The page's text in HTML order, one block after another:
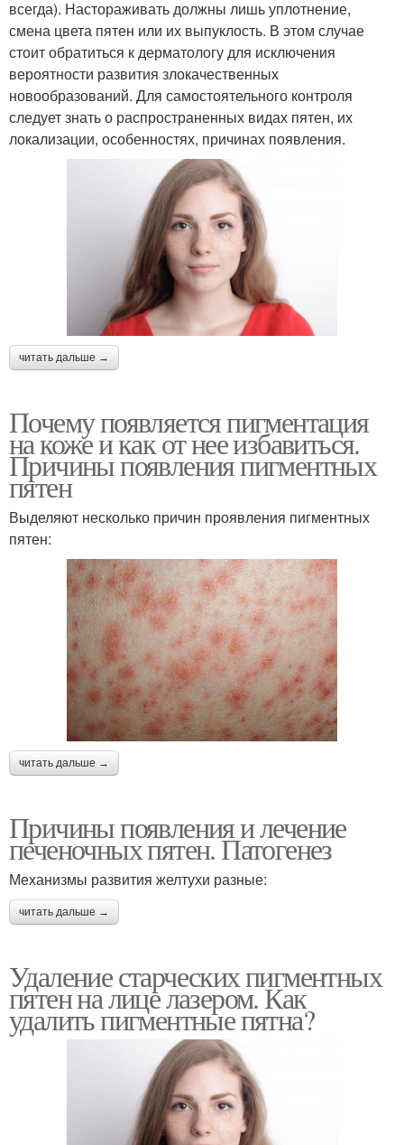
всегда). Настораживать должны лишь уплотнение,
смена цвета пятен или их выпуклость. В этом случае
стоит обратиться к дерматологу для исключения
вероятности развития злокачественных
новообразований. Для самостоятельного контроля
следует знать о распространенных видах пятен, их
локализации, особенностях, причинах появления.
читать дальше →
Почему появляется пигментация
на коже и как от нее избавиться.
Причины появления пигментных
пятен
Выделяют несколько причин проявления пигментных
пятен:
читать дальше →
Причины появления и лечение
печеночных пятен. Патогенез
Механизмы развития желтухи разные:
читать дальше →
Удаление старческих пигментных
пятен на лице лазером. Как
удалить пигментные пятна?